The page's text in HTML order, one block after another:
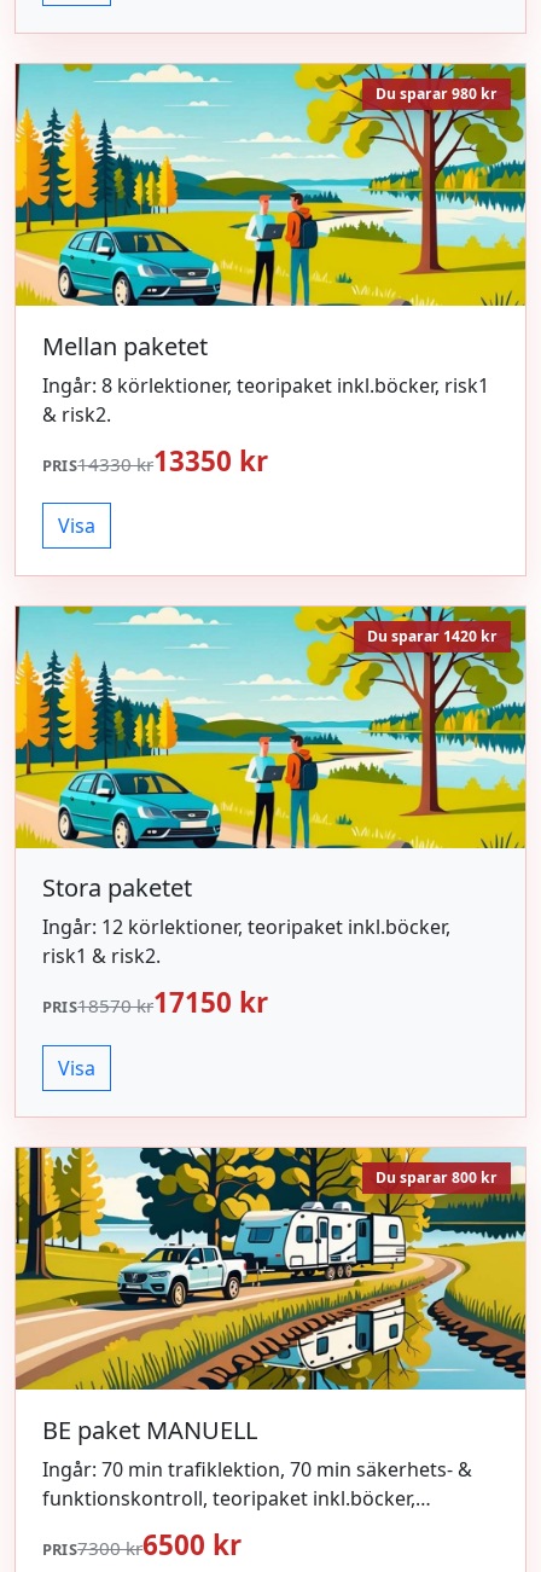
Du sparar 980 kr
Mellan paketet
Ingår: 8 körlektioner, teoripaket inkl.böcker, risk1
& risk2.
PRIS14330 kr13350 kr
Visa
Du sparar 1420 kr
Stora paketet
Ingår: 12 körlektioner, teoripaket inkl.böcker,
risk1 & risk2.
PRIS18570 kr17150 kr
Visa
Du sparar 800 kr
BE paket MANUELL
Ingår: 70 min trafiklektion, 70 min säkerhets- &
funktionskontroll, teoripaket inkl.böcker,
uppvärmning inför körprov, hyra av ekipage vid
körprov.
PRIS7300 kr6500 kr